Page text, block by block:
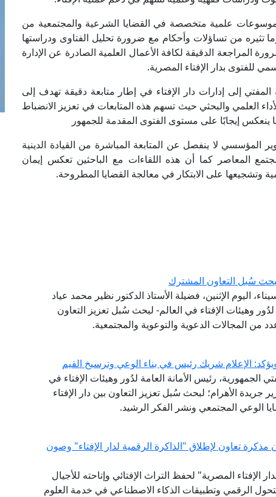
علمية متخصصة في القضايا الشرعية والمجتمعية من
تثيره من تساؤلات وأحكام مع ضرورة تحليل الفتاوى ودراستها
المراجعة الدقيقة لكافة الأعمال العلمية الصادرة عن الإدارة
للفتوى بدار الإفتاء المصرية.
المفتي إلى إدارات دار الإفتاء في إطار متابعة دقيقة تهدف إلى
العلمي والبحثي حيث تسهم هذه المتابعات في تعزيز الانضباط
ينعكس إيجابًا على مستوى الفتوى المقدمة للجمهور
المؤسسي لا ينفصل عن المتابعة المباشرة من القيادة الدينية
المعاصر كما أن هذه اللقاءات مع الباحثين تعكس إيمان
وتشجيعها على الابتكار في معالجة القضايا المطروحة.
سُبل التعاون المشترك
اليوم الإثنين، فضيلة الأستاذ الدكتور نظير محمد عياد
وهيئات الإفتاء في العالم- لبحث سُبل تعزيز التعاون
من المجالات الدعوية والتوعوية والمجتمعية.
الإعلام شريك رئيس في بناء الوعي وترسيخ القيم
الجمهورية، رئيس الأمانة العامة لدُور وهيئات الإفتاء في
جريدة الأهرام؛ لبحث سُبل تعزيز التعاون بين دار الإفتاء
الوعي المجتمعي ونشر الفكر الرشيد.
تعاون لإطلاق "الذاكرة الرقمية لدار الإفتاء" وصون
المصرية" لحفظ التراث الإفتائي وإتاحته للأجيال
الرقمي وتطبيقات الذكاء الاصطناعي في خدمة العلوم